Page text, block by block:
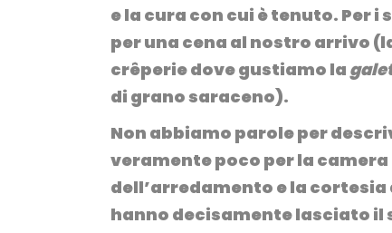
e la cura con cui è tenuto. Per
per una cena al nostro arrivo
crêperie dove gustiamo la
di grano saraceno).
Non abbiamo parole per
veramente poco per la
dell’arredamento e la
hanno decisamente lasciato il